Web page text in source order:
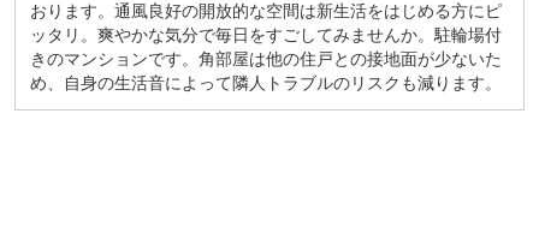
おります。通風良好の開放的な空間は新生活をはじめる方にピ
ッタリ。爽やかな気分で毎日をすごしてみませんか。駐輪場付
きのマンションです。角部屋は他の住戸との接地面が少ないた
め、自身の生活音によって隣人トラブルのリスクも減ります。